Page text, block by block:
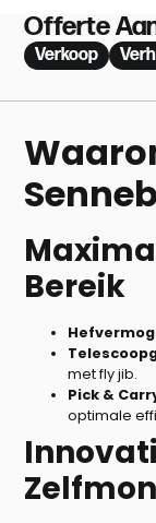
Offerte
Verkoop
Bereik
met fly jib.
Pick &
optimale